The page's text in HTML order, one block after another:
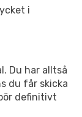
i
Du har alltså
du får skicka
definitivt